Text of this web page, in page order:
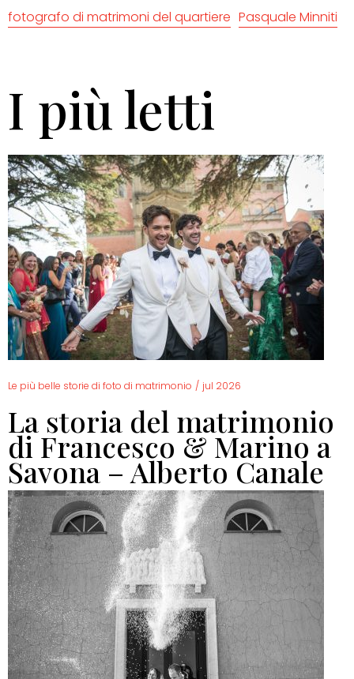
fotografo di matrimoni del quartiere Pasquale Minniti
I più letti
Le più belle storie di foto di matrimonio / jul 2026
La storia del matrimonio
di Francesco & Marino a
Savona – Alberto Canale